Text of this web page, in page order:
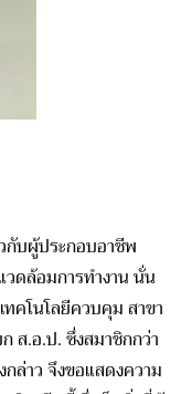
บผู้ประกอบอาชีพ
ดล้อมการทำงาน นั่น
คโนโลยีควบคุม สาขา
ส.อ.ป. ซึ่งสมาชิกกว่า
ล่าว จึงขอแสดงความ